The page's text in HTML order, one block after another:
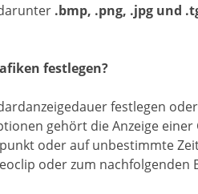
.bmp, .png, .jpg und
festlegen?
festlegen
gehört die Anzeige einer
oder auf unbestimmte
oder zum nachfolgenden